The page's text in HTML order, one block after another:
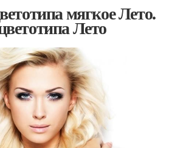
мягкое Лето.
Лето